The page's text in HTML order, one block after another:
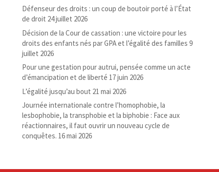
Défenseur des droits : un coup de boutoir porté à l’État
de droit 24 juillet 2026
Décision de la Cour de cassation : une victoire pour les
droits des enfants nés par GPA et l’égalité des familles 9
juillet 2026
Pour une gestation pour autrui, pensée comme un acte
d’émancipation et de liberté 17 juin 2026
L’égalité jusqu’au bout 21 mai 2026
Journée internationale contre l’homophobie, la
lesbophobie, la transphobie et la biphobie : Face aux
réactionnaires, il faut ouvrir un nouveau cycle de
conquêtes. 16 mai 2026